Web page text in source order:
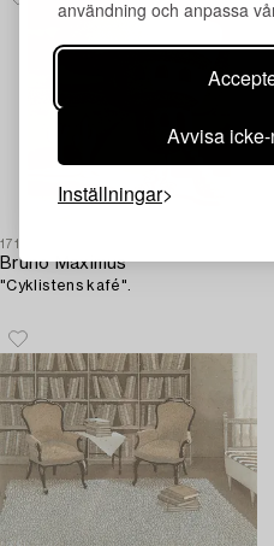
användning och anpassa
Avvisa
Inställningar
1718988
Bruno Maximus
"Cyklistens kafé".